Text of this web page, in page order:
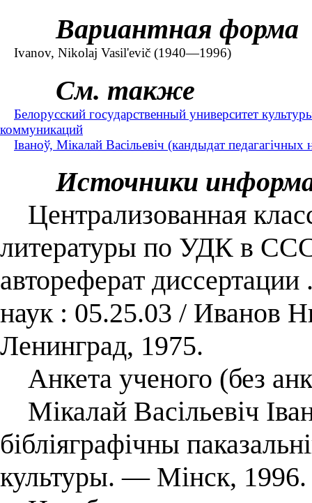
Вариантная форма
Ivanov, Nikolaj Vasil'evič (1940—1996)
См. также
Белорусский государственный университет
коммуникаций
Іваноў, Мікалай Васільевіч (кандыдат
Источники
Централизованная
литературы по УДК в
автореферат
наук : 05.25.03 / Иванов
Ленинград, 1975.
Анкета ученого (без
Мікалай Васільевіч
бібліяграфічны
культуры. — Мінск, 1996.